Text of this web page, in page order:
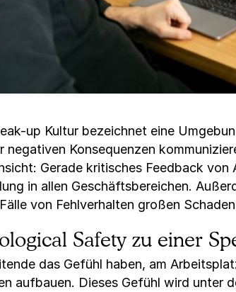
up Kultur bezeichnet eine
negativen Konsequenzen
Gerade kritisches Feedback
in allen Geschäftsbereichen.
von Fehlverhalten großen
Safety zu einer
das Gefühl haben, am
aufbauen. Dieses Gefühl wird unter